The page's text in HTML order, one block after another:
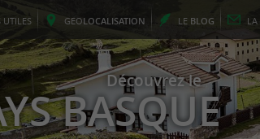
UTILES GEOLOCALISATION LE BLOG LA
Découvrez le
BASQUE